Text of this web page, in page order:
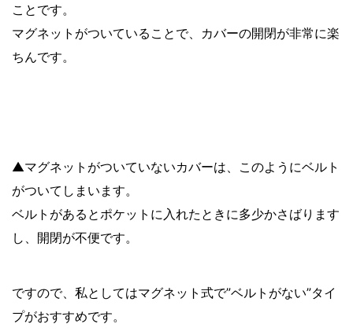
ことです。
マグネットがついていることで、カバーの開閉が非常に楽
ちんです。
▲マグネットがついていないカバーは、このようにベルト
がついてしまいます。
ベルトがあるとポケットに入れたときに多少かさばります
し、開閉が不便です。
ですので、私としてはマグネット式で”ベルトがない”タイ
プがおすすめです。